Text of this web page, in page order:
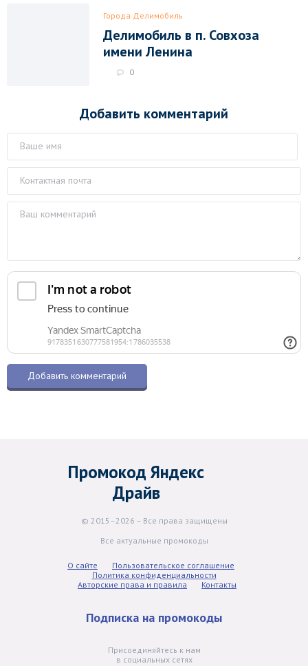
Города Делимобиль
Делимобиль в п. Совхоза
имени Ленина
0
Добавить комментарий
Промокод Яндекс
Драйв
© 2015–2026 – Все права защищены
Все актуальные промокоды
О сайте
Пользовательское соглашение
Политика конфиденциальности
Авторские права и правила
Контакты
Подписка на промокоды
Присоединяйтесь к нам
в социальных сетях